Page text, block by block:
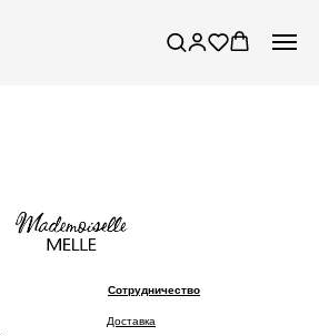
Сотрудничество
Доставка